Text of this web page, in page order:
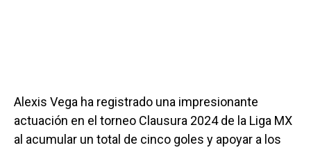
Alexis Vega ha registrado una impresionante
actuación en el torneo Clausura 2024 de la Liga MX
al acumular un total de cinco goles y apoyar a los